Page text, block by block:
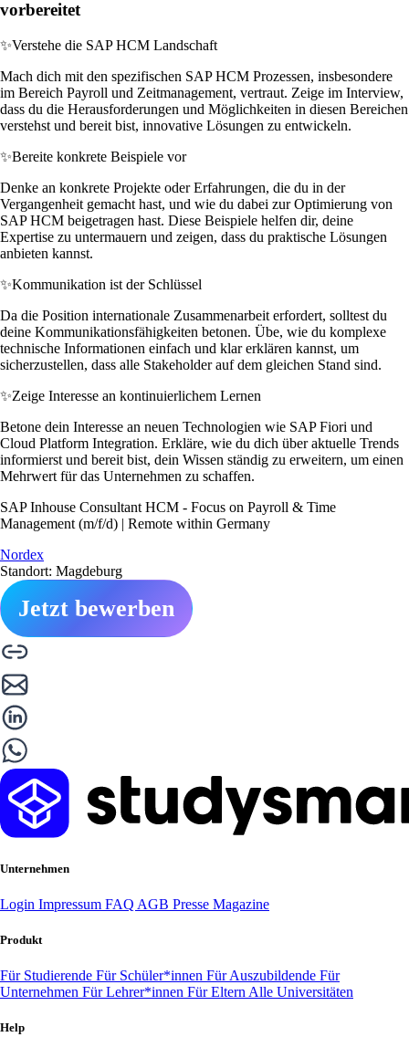
vorbereitet
✨Verstehe die SAP HCM Landschaft
Mach dich mit den spezifischen SAP HCM Prozessen, insbesondere
im Bereich Payroll und Zeitmanagement, vertraut. Zeige im Interview,
dass du die Herausforderungen und Möglichkeiten in diesen Bereichen
verstehst und bereit bist, innovative Lösungen zu entwickeln.
✨Bereite konkrete Beispiele vor
Denke an konkrete Projekte oder Erfahrungen, die du in der
Vergangenheit gemacht hast, und wie du dabei zur Optimierung von
SAP HCM beigetragen hast. Diese Beispiele helfen dir, deine
Expertise zu untermauern und zeigen, dass du praktische Lösungen
anbieten kannst.
✨Kommunikation ist der Schlüssel
Da die Position internationale Zusammenarbeit erfordert, solltest du
deine Kommunikationsfähigkeiten betonen. Übe, wie du komplexe
technische Informationen einfach und klar erklären kannst, um
sicherzustellen, dass alle Stakeholder auf dem gleichen Stand sind.
✨Zeige Interesse an kontinuierlichem Lernen
Betone dein Interesse an neuen Technologien wie SAP Fiori und
Cloud Platform Integration. Erkläre, wie du dich über aktuelle Trends
informierst und bereit bist, dein Wissen ständig zu erweitern, um einen
Mehrwert für das Unternehmen zu schaffen.
SAP Inhouse Consultant HCM - Focus on Payroll & Time
Management (m/f/d) | Remote within Germany
Nordex
Standort: Magdeburg
Jetzt bewerben
Unternehmen
Login Impressum FAQ AGB Presse Magazine
Produkt
Für Studierende Für Schüler*innen Für Auszubildende Für
Unternehmen Für Lehrer*innen Für Eltern Alle Universitäten
Help